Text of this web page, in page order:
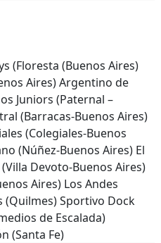
(Floresta (Buenos Aires)
Aires) Argentino de
Juniors (Paternal –
(Barracas-Buenos Aires)
(Colegiales-Buenos
(Núñez-Buenos Aires) El
Devoto-Buenos Aires)
Aires) Los Andes
(Quilmes) Sportivo Dock
de Escalada)
(Santa Fe)